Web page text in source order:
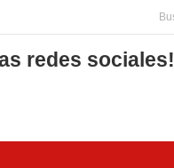
redes